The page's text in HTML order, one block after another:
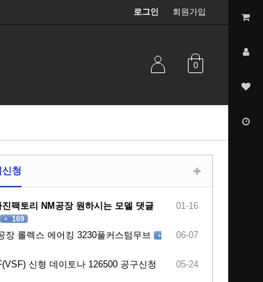
회원가입
로그인
0
청
진팩토리 NM공장 원하시는 모델 댓글
+ 169
01-16
장 롤렉스 에어킹 3230풀커스텀무브
+
06-07
신형 데이토나 126500 공구신청 05-24